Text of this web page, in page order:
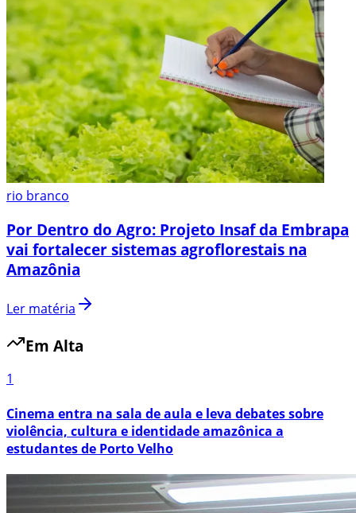
rio branco
Por Dentro do Agro: Projeto Insaf da Embrapa
vai fortalecer sistemas agroflorestais na
Amazônia
Ler matéria
Em Alta
1
Cinema entra na sala de aula e leva debates sobre
violência, cultura e identidade amazônica a
estudantes de Porto Velho